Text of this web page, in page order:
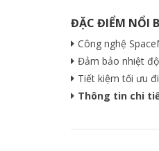
ĐẶC ĐIỂM NỔI
Công nghệ
Đảm bảo nhiệt
Tiết kiệm tối ưu
Thông tin chi